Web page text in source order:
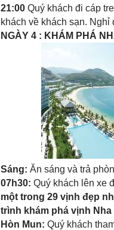
21:00 Quý khách đi cáp
khách về khách sạn.
NGÀY 4 : KHÁM PHÁ
Sáng: Ăn sáng và trả
07h30: Quý khách lên xe
một trong 29 vịnh đẹp
trình khám phá vịnh Nha
Hòn Mun: Quý khách